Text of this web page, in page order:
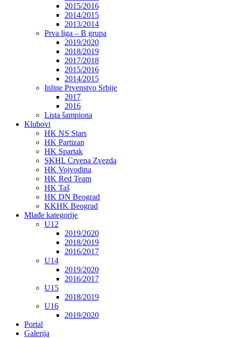
2015/2016
2014/2015
2013/2014
Prva liga – B grupa
2019/2020
2018/2019
2017/2018
2015/2016
2014/2015
Inline Prvenstvo Srbije
2017
2016
Lista šampiona
Klubovi
HK NS Stars
HK Partizan
HK Spartak
SKHL Crvena Zvezda
HK Vojvodina
HK Red Team
HK Taš
HK DN Beograd
KKHK Beograd
Mlađe kategorije
U12
2019/2020
2018/2019
2016/2017
U14
2019/2020
2016/2017
U15
2018/2019
U16
2019/2020
Portal
Galerija